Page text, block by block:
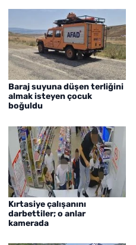
Baraj suyuna düşen terliğini
almak isteyen çocuk
boğuldu
Kırtasiye çalışanını
darbettiler; o anlar
kamerada